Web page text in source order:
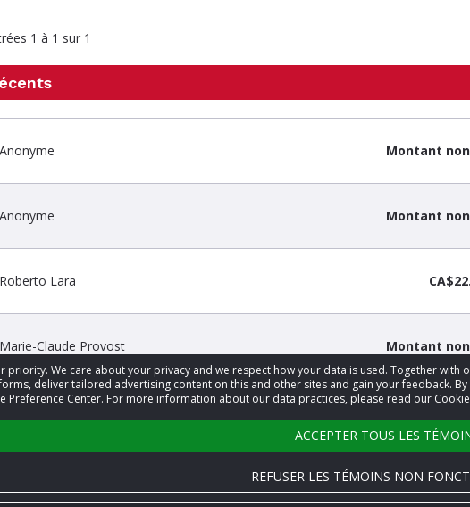
priority. We care about your privacy and we respect how your data is used. Together
deliver tailored advertising content on this and other sites and gain your feedback.
Preference Center. For more information about our data practices, please read our
ACCEPTER TOUS LES
REFUSER LES TÉMOINS NON
1 à 1 sur 1
Anonyme Montant
Anonyme Montant
Roberto Lara
Marie-Claude Provost Montant
Montant